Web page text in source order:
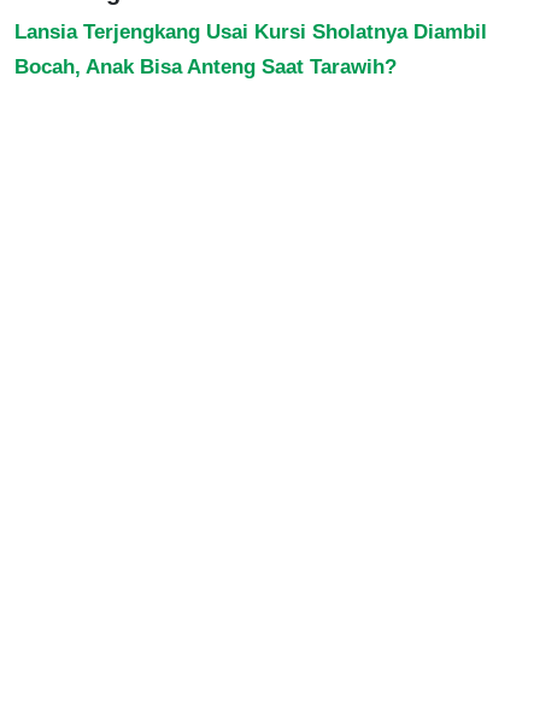
Lansia Terjengkang Usai Kursi Sholatnya Diambil
Bocah, Anak Bisa Anteng Saat Tarawih?